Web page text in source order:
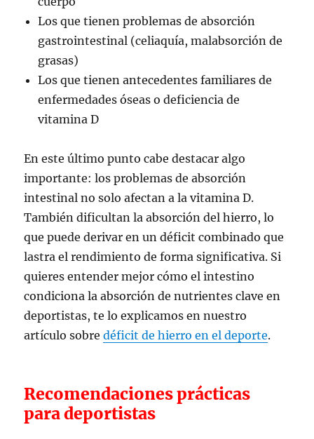
Los que tienen problemas de absorción
gastrointestinal (celiaquía, malabsorción de
grasas)
Los que tienen antecedentes familiares de
enfermedades óseas o deficiencia de
vitamina D
En este último punto cabe destacar algo
importante: los problemas de absorción
intestinal no solo afectan a la vitamina D.
También dificultan la absorción del hierro, lo
que puede derivar en un déficit combinado que
lastra el rendimiento de forma significativa. Si
quieres entender mejor cómo el intestino
condiciona la absorción de nutrientes clave en
deportistas, te lo explicamos en nuestro
artículo sobredéficit de hierro en el deporte.
Recomendaciones prácticas
para deportistas